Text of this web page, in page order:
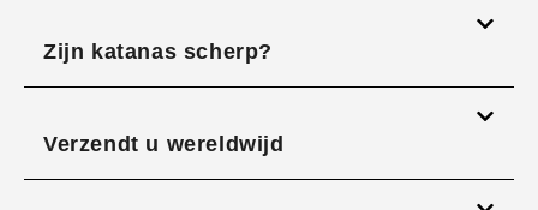
Zijn katanas scherp?
Verzendt u wereldwijd